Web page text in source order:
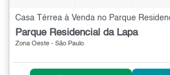
Parque Residencial da Lapa
Zona Oeste - São Paulo